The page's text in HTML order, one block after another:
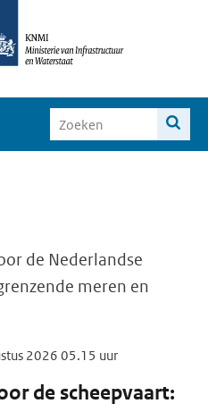
de Nederlandse
meren en
2026 05.15 uur
de scheepvaart: